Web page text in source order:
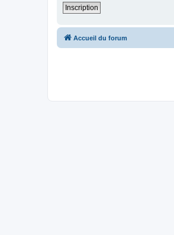
Inscription
Accueil du forum